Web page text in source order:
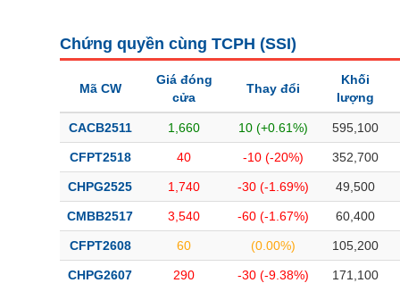
Chứng quyền cùng TCPH (SSI)
Mã CW
Giá đóng
cửa
Thay đổi
Khối
lượng
CACB2511 1,660 10 (+0.61%) 595,100
CFPT2518 40 -10 (-20%) 352,700
CHPG2525 1,740 -30 (-1.69%) 49,500
CMBB2517 3,540 -60 (-1.67%) 60,400
CFPT2608 60 (0.00%) 105,200
CHPG2607 290 -30 (-9.38%) 171,100